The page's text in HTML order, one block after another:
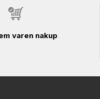
varen nakup